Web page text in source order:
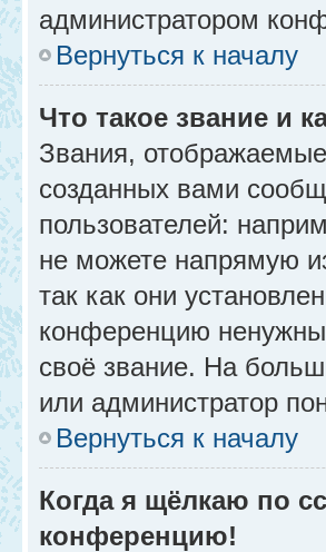
администратором
Вернуться к началу
Что такое звание и
Звания,
созданных вами
пользователей:
не можете напрямую
так как они
конференцию
своё звание. На
или администратор
Вернуться к началу
Когда я щёлкаю по
конференцию!